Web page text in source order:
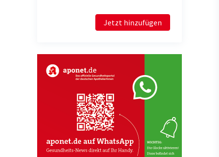
Jetzt hinzufügen